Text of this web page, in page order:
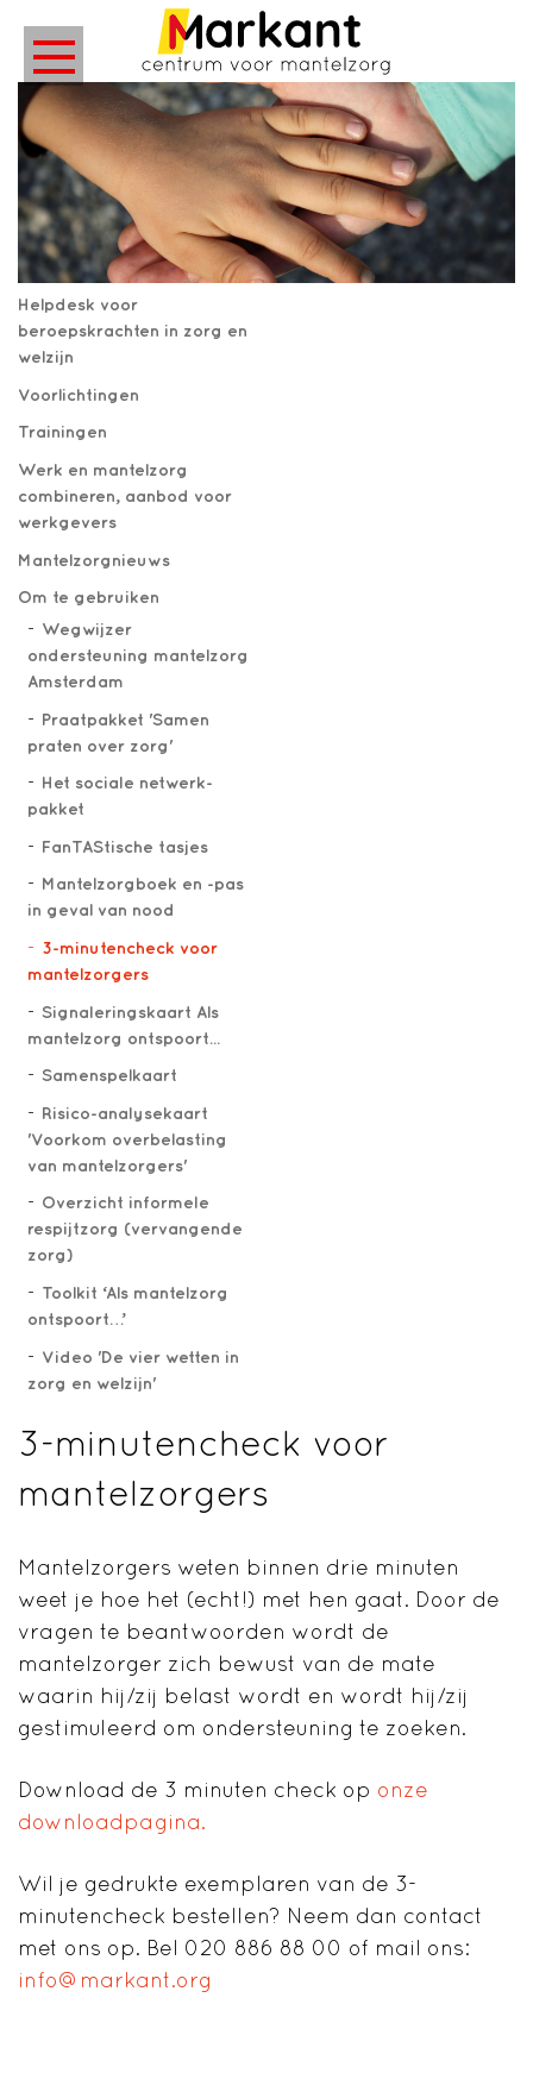
Helpdesk voor
beroepskrachten in zorg en
welzijn
Voorlichtingen
Trainingen
Werk en mantelzorg
combineren, aanbod voor
werkgevers
Mantelzorgnieuws
Om te gebruiken
Wegwijzer
ondersteuning mantelzorg
Amsterdam
Praatpakket 'Samen
praten over zorg'
Het sociale netwerk-
pakket
FanTAStische tasjes
Mantelzorgboek en -pas
in geval van nood
3-minutencheck voor
mantelzorgers
Signaleringskaart Als
mantelzorg ontspoort...
Samenspelkaart
Risico-analysekaart
'Voorkom overbelasting
van mantelzorgers'
Overzicht informele
respijtzorg (vervangende
zorg)
Toolkit ‘Als mantelzorg
ontspoort…’
Video 'De vier wetten in
zorg en welzijn'
3-minutencheck voor
mantelzorgers
Mantelzorgers weten binnen drie minuten
weet je hoe het (echt!) met hen gaat. Door de
vragen te beantwoorden wordt de
mantelzorger zich bewust van de mate
waarin hij/zij belast wordt en wordt hij/zij
gestimuleerd om ondersteuning te zoeken.
Download de 3 minuten check op onze
downloadpagina.
Wil je gedrukte exemplaren van de 3-
minutencheck bestellen? Neem dan contact
met ons op. Bel 020 886 88 00 of mail ons:
info@markant.org